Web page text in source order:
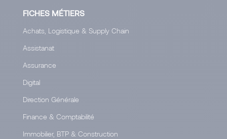
FICHES MÉTIERS
Achats, Logistique & Supply Chain
Assistanat
Assurance
Digital
Direction Générale
Finance & Comptabilité
Immobilier, BTP & Construction